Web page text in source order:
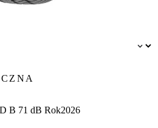
D B 71 dB Rok2026